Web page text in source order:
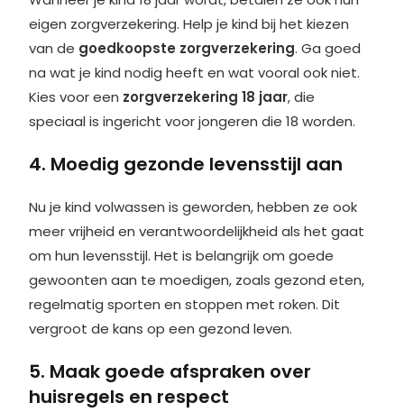
eigen zorgverzekering. Help je kind bij het kiezen
van de goedkoopste zorgverzekering. Ga goed
na wat je kind nodig heeft en wat vooral ook niet.
Kies voor een zorgverzekering 18 jaar,die
speciaal is ingericht voor jongeren die 18 worden.
4. Moedig gezonde levensstijl aan
Nu je kind volwassen is geworden, hebben ze ook
meer vrijheid en verantwoordelijkheid als het gaat
om hun levensstijl. Het is belangrijk om goede
gewoonten aan te moedigen, zoals gezond eten,
regelmatig sporten en stoppen met roken. Dit
vergroot de kans op een gezond leven.
5. Maak goede afspraken over
huisregels en respect